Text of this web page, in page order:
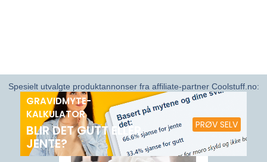
GRAVIDMYTE-
KALKULATOR
BLIR DET GUTT ELLER
JENTE?
PRØV SELV
Spesielt utvalgte produktannonser fra affiliate-partner Coolstuff.no:
ANBEFALT